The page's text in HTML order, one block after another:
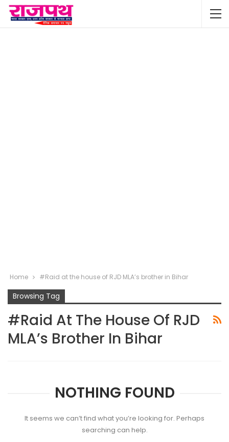
Home #Raid at the house of RJD MLA’s brother in Bihar
Browsing Tag
#Raid At The House Of RJD
MLA’s Brother In Bihar
NOTHING FOUND
It seems we can’t find what you’re looking for. Perhaps
searching can help.